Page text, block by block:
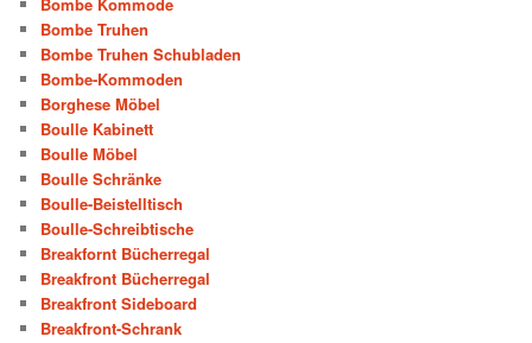
Bombe Truhen
Bombe Truhen Schubladen
Bombe-Kommoden
Borghese Möbel
Boulle Kabinett
Boulle Möbel
Boulle Schränke
Boulle-Beistelltisch
Boulle-Schreibtische
Breakfornt Bücherregal
Breakfront Bücherregal
Breakfront Sideboard
Breakfront-Schrank